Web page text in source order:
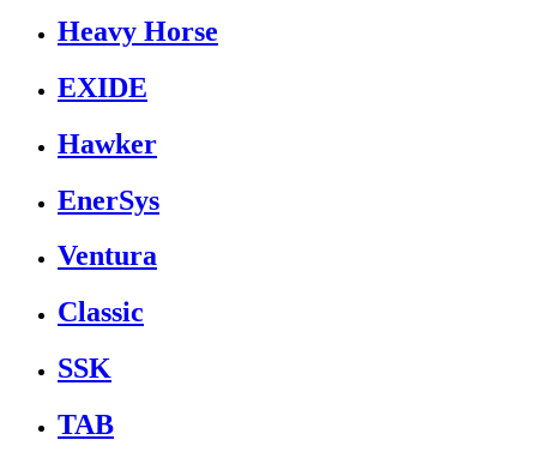
Heavy Horse
EXIDE
Hawker
EnerSys
Ventura
Classic
SSK
TAB